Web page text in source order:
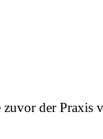
der Praxis